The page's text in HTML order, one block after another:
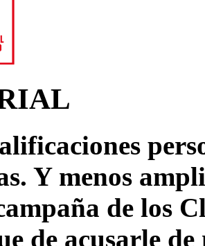
Y menos
de los
de acusarle